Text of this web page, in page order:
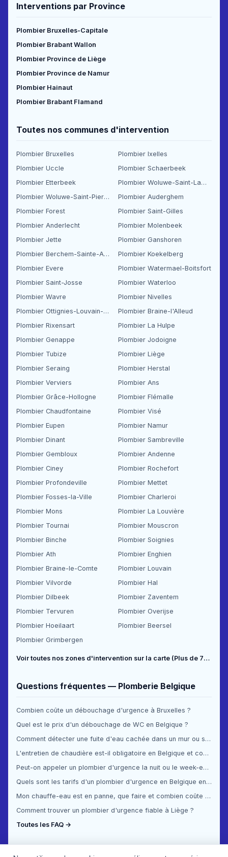
Interventions par Province
Plombier Bruxelles-Capitale
Plombier Brabant Wallon
Plombier Province de Liège
Plombier Province de Namur
Plombier Hainaut
Plombier Brabant Flamand
Toutes nos communes d'intervention
Plombier Bruxelles
Plombier Ixelles
Plombier Uccle
Plombier Schaerbeek
Plombier Etterbeek
Plombier Woluwe-Saint-Lambert
Plombier Woluwe-Saint-Pierre
Plombier Auderghem
Plombier Forest
Plombier Saint-Gilles
Plombier Anderlecht
Plombier Molenbeek
Plombier Jette
Plombier Ganshoren
Plombier Berchem-Sainte-Agathe
Plombier Koekelberg
Plombier Evere
Plombier Watermael-Boitsfort
Plombier Saint-Josse
Plombier Waterloo
Plombier Wavre
Plombier Nivelles
Plombier Ottignies-Louvain-la-Neuve
Plombier Braine-l'Alleud
Plombier Rixensart
Plombier La Hulpe
Plombier Genappe
Plombier Jodoigne
Plombier Tubize
Plombier Liège
Plombier Seraing
Plombier Herstal
Plombier Verviers
Plombier Ans
Plombier Grâce-Hollogne
Plombier Flémalle
Plombier Chaudfontaine
Plombier Visé
Plombier Eupen
Plombier Namur
Plombier Dinant
Plombier Sambreville
Plombier Gembloux
Plombier Andenne
Plombier Ciney
Plombier Rochefort
Plombier Profondeville
Plombier Mettet
Plombier Fosses-la-Ville
Plombier Charleroi
Plombier Mons
Plombier La Louvière
Plombier Tournai
Plombier Mouscron
Plombier Binche
Plombier Soignies
Plombier Ath
Plombier Enghien
Plombier Braine-le-Comte
Plombier Louvain
Plombier Vilvorde
Plombier Hal
Plombier Dilbeek
Plombier Zaventem
Plombier Tervuren
Plombier Overijse
Plombier Hoeilaart
Plombier Beersel
Plombier Grimbergen
Voir toutes nos zones d'intervention sur la carte (Plus de 70 communes couvertes) →
Questions fréquentes — Plomberie Belgique
Combien coûte un débouchage d'urgence à Bruxelles ?
Quel est le prix d'un débouchage de WC en Belgique ?
Comment détecter une fuite d'eau cachée dans un mur ou sous le sol ?
L'entretien de chaudière est-il obligatoire en Belgique et combien ça coûte ?
Peut-on appeler un plombier d'urgence la nuit ou le week-end en Belgique ?
Quels sont les tarifs d'un plombier d'urgence en Belgique en 2025 ?
Mon chauffe-eau est en panne, que faire et combien coûte la réparation ?
Comment trouver un plombier d'urgence fiable à Liège ?
Toutes les FAQ →